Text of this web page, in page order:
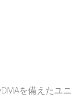
を備えたユニ